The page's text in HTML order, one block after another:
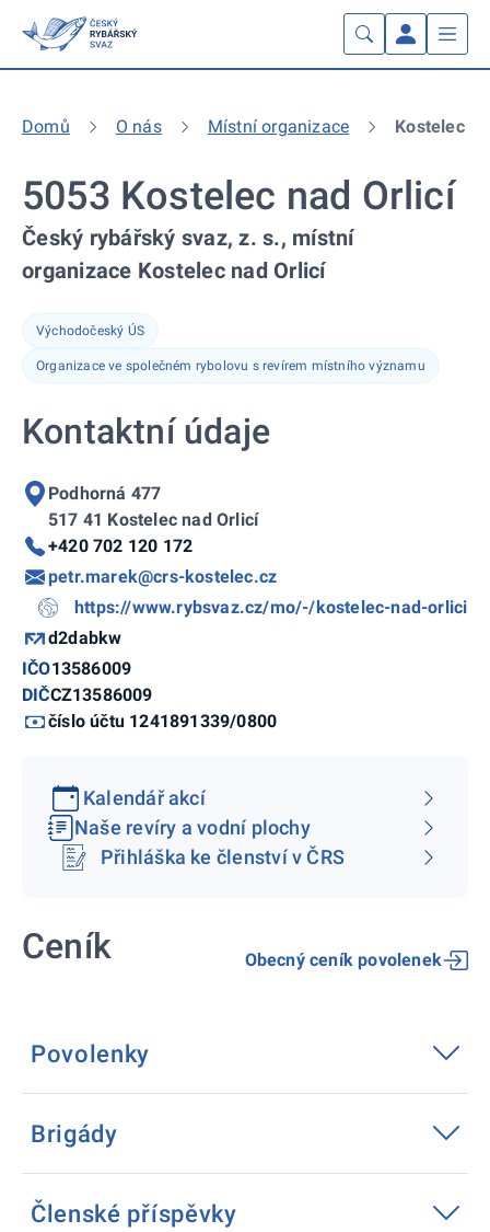
Domů O nás Místní organizace Kostelec
5053 Kostelec nad Orlicí
Český rybářský svaz, z. s., místní
organizace Kostelec nad Orlicí
Východočeský ÚS
Organizace ve společném rybolovu s revírem místního významu
Kontaktní údaje
Podhorná 477
517 41 Kostelec nad Orlicí
+420 702 120 172
petr.marek@crs-kostelec.cz
https://www.rybsvaz.cz/mo/-/kostelec-nad-orlici
d2dabkw
IČO13586009
DIČCZ13586009
číslo účtu 1241891339/0800
Kalendář akcí
Naše revíry a vodní plochy
Přihláška ke členství v ČRS
Ceník Obecný ceník povolenek
Povolenky
Brigády
Členské příspěvky